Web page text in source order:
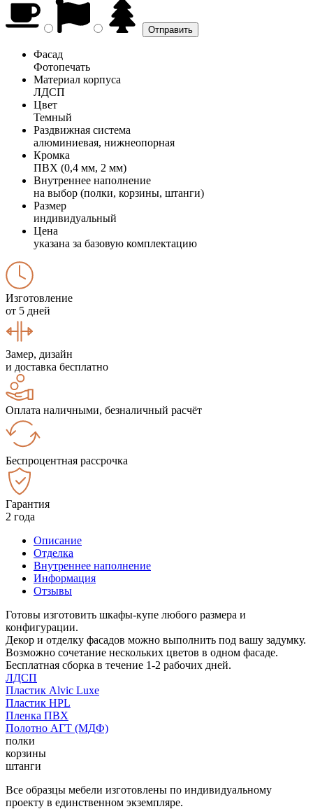
Фасад
Фотопечать
Материал корпуса
ЛДСП
Цвет
Темный
Раздвижная система
алюминиевая, нижнеопорная
Кромка
ПВХ (0,4 мм, 2 мм)
Внутреннее наполнение
на выбор (полки, корзины, штанги)
Размер
индивидуальный
Цена
указана за базовую комплектацию
Изготовление
от 5 дней
Замер, дизайн
и доставка бесплатно
Оплата наличными, безналичный расчёт
Беспроцентная рассрочка
Гарантия
2 года
Описание
Отделка
Внутреннее наполнение
Информация
Отзывы
Готовы изготовить шкафы-купе любого размера и
конфигурации.
Декор и отделку фасадов можно выполнить под вашу задумку.
Возможно сочетание нескольких цветов в одном фасаде.
Бесплатная сборка в течение 1-2 рабочих дней.
ЛДСП
Пластик Alvic Luxe
Пластик HPL
Пленка ПВХ
Полотно АГТ (МДФ)
полки
корзины
штанги
Все образцы мебели изготовлены по индивидуальному
проекту в единственном экземпляре.